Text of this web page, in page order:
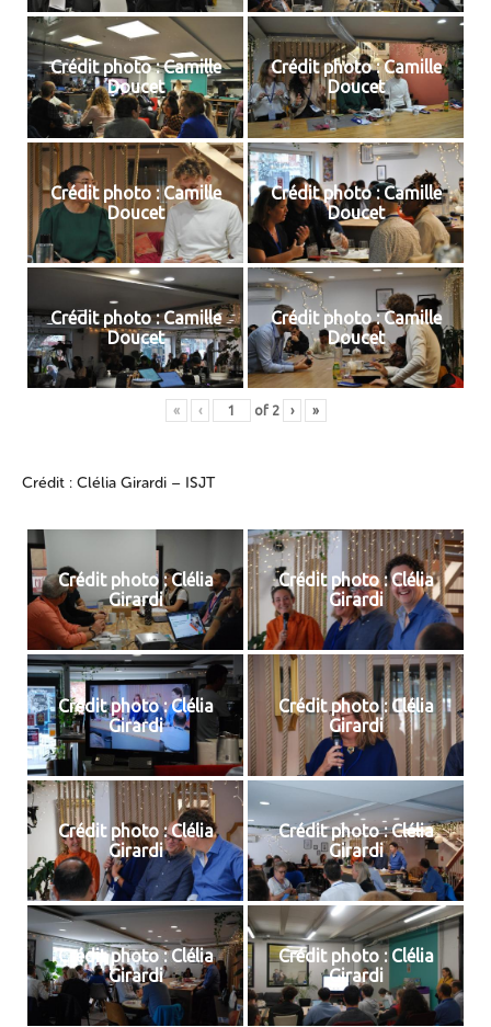
Crédit photo : Camille
Doucet
Crédit photo : Camille
Doucet
Crédit photo : Camille
Doucet
Crédit photo : Camille
Doucet
Crédit photo : Camille
Doucet
Crédit photo : Camille
Doucet
« ‹ of 2 › »
Crédit : Clélia Girardi – ISJT
Crédit photo : Clélia
Girardi
Crédit photo : Clélia
Girardi
Crédit photo : Clélia
Girardi
Crédit photo : Clélia
Girardi
Crédit photo : Clélia
Girardi
Crédit photo : Clélia
Girardi
Crédit photo : Clélia
Girardi
Crédit photo : Clélia
Girardi